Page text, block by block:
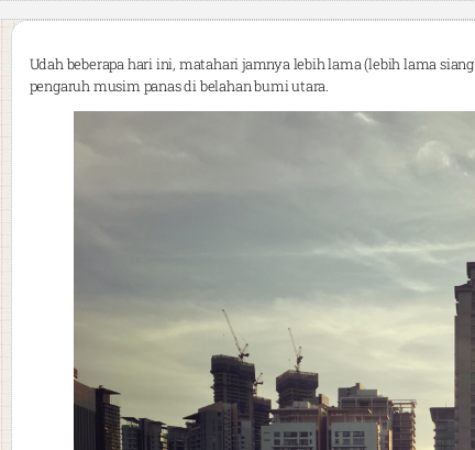
Udah beberapa hari ini, matahari jamnya lebih lama (lebih lama
pengaruh musim panas di belahan bumi utara.